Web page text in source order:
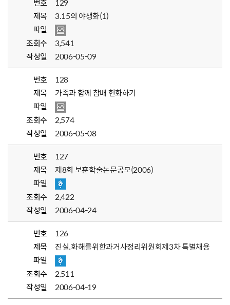
번호
129
제목
3.15의 야생화(1)
파일
조회수
3,541
작성일
2006-05-09
번호
128
제목
가족과 함께 참배 헌화하기
파일
조회수
2,574
작성일
2006-05-08
번호
127
제목
제8회 보훈학술논문공모(2006)
파일
조회수
2,422
작성일
2006-04-24
번호
126
제목
진실.화해를위한과거사정리위원회제3차 특별채용
파일
조회수
2,511
작성일
2006-04-19